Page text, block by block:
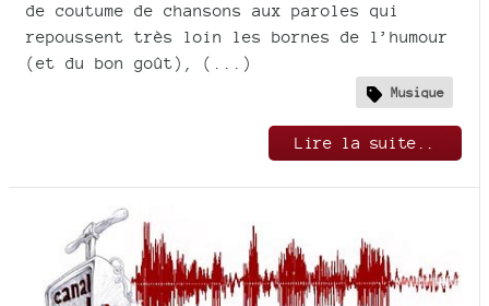
de coutume de chansons aux paroles qui
repoussent très loin les bornes de l’humour
(et du bon goût), (...)
Musique
Lire la suite..